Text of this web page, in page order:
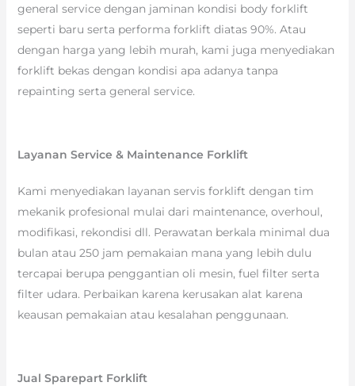
general service dengan jaminan kondisi body forklift
seperti baru serta performa forklift diatas 90%. Atau
dengan harga yang lebih murah, kami juga menyediakan
forklift bekas dengan kondisi apa adanya tanpa
repainting serta general service.
Layanan Service & Maintenance Forklift
Kami menyediakan layanan servis forklift dengan tim
mekanik profesional mulai dari maintenance, overhoul,
modifikasi, rekondisi dll. Perawatan berkala minimal dua
bulan atau 250 jam pemakaian mana yang lebih dulu
tercapai berupa penggantian oli mesin, fuel filter serta
filter udara. Perbaikan karena kerusakan alat karena
keausan pemakaian atau kesalahan penggunaan.
Jual Sparepart Forklift